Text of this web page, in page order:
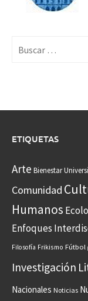
ETIQUETAS
Arte Bienestar
Comunidad
Humanos
Enfoques
Filosofía Frikismo Fútbol
Investigación
Nacionales Noticias